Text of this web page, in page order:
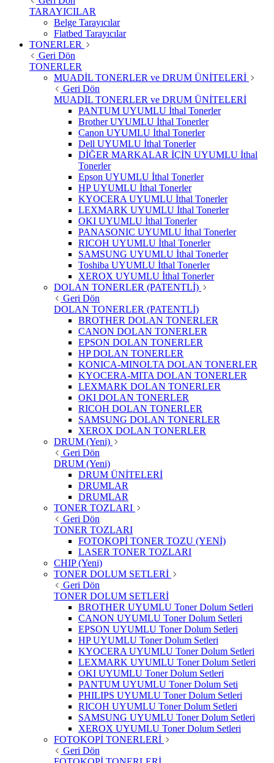
TARAYICILAR
Belge Tarayıcılar
Flatbed Tarayıcılar
TONERLER
Geri Dön
TONERLER
MUADİL TONERLER ve DRUM ÜNİTELERİ
Geri Dön
MUADİL TONERLER ve DRUM ÜNİTELERİ
PANTUM UYUMLU İthal Tonerler
Brother UYUMLU İthal Tonerler
Canon UYUMLU İthal Tonerler
Dell UYUMLU İthal Tonerler
DİĞER MARKALAR İÇİN UYUMLU İthal
Tonerler
Epson UYUMLU İthal Tonerler
HP UYUMLU İthal Tonerler
KYOCERA UYUMLU İthal Tonerler
LEXMARK UYUMLU İthal Tonerler
OKI UYUMLU İthal Tonerler
PANASONIC UYUMLU İthal Tonerler
RICOH UYUMLU İthal Tonerler
SAMSUNG UYUMLU İthal Tonerler
Toshiba UYUMLU İthal Tonerler
XEROX UYUMLU İthal Tonerler
DOLAN TONERLER (PATENTLİ)
Geri Dön
DOLAN TONERLER (PATENTLİ)
BROTHER DOLAN TONERLER
CANON DOLAN TONERLER
EPSON DOLAN TONERLER
HP DOLAN TONERLER
KONICA-MINOLTA DOLAN TONERLER
KYOCERA-MITA DOLAN TONERLER
LEXMARK DOLAN TONERLER
OKI DOLAN TONERLER
RICOH DOLAN TONERLER
SAMSUNG DOLAN TONERLER
XEROX DOLAN TONERLER
DRUM (Yeni)
Geri Dön
DRUM (Yeni)
DRUM ÜNİTELERİ
DRUMLAR
DRUMLAR
TONER TOZLARI
Geri Dön
TONER TOZLARI
FOTOKOPİ TONER TOZU (YENİ)
LASER TONER TOZLARI
CHIP (Yeni)
TONER DOLUM SETLERİ
Geri Dön
TONER DOLUM SETLERİ
BROTHER UYUMLU Toner Dolum Setleri
CANON UYUMLU Toner Dolum Setleri
EPSON UYUMLU Toner Dolum Setleri
HP UYUMLU Toner Dolum Setleri
KYOCERA UYUMLU Toner Dolum Setleri
LEXMARK UYUMLU Toner Dolum Setleri
OKI UYUMLU Toner Dolum Setleri
PANTUM UYUMLU Toner Dolum Seti
PHILIPS UYUMLU Toner Dolum Setleri
RICOH UYUMLU Toner Dolum Setleri
SAMSUNG UYUMLU Toner Dolum Setleri
XEROX UYUMLU Toner Dolum Setleri
FOTOKOPİ TONERLERİ
Geri Dön